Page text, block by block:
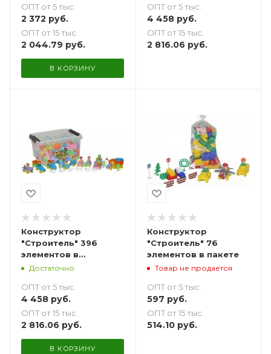
ОПТ от 5 тыс.
2 372 руб.
ОПТ от 15 тыс.
2 044.79 руб.
В КОРЗИНУ
ОПТ от 5 тыс.
4 458руб.
ОПТ от 15 тыс.
2 816.06 руб.
Конструктор
"Строитель" 396
элементов в
контейнере для
Достаточно
ОПТ от 5 тыс.
4 458 руб.
ОПТ от 15 тыс.
2 816.06 руб.
В КОРЗИНУ
Конструктор
"Строитель" 76
элементов в пакете
Товар не продается
ОПТ от 5 тыс.
597 руб.
ОПТ от 15 тыс.
514.10руб.